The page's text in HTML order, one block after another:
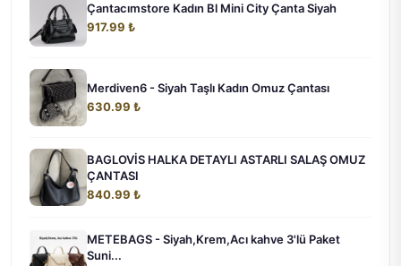
Çantacımstore Kadın Bl Mini City Çanta Siyah
917.99 ₺
Merdiven6 - Siyah Taşlı Kadın Omuz Çantası
630.99 ₺
BAGLOVİS HALKA DETAYLI ASTARLI SALAŞ OMUZ
ÇANTASI
840.99 ₺
METEBAGS - Siyah,Krem,Acı kahve 3'lü Paket
Suni...